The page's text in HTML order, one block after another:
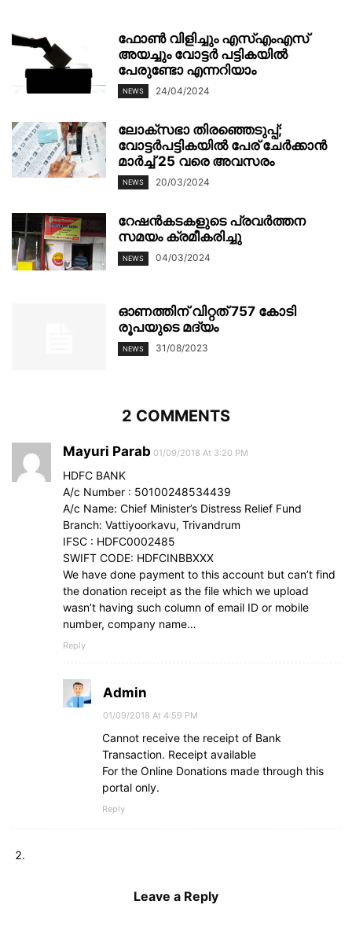
ഫോണ്‍ വിളിച്ചും എസ്എംഎസ്
അയച്ചും വോട്ടര്‍ പട്ടികയില്‍
പേരുണ്ടോ എന്നറിയാം
NEWS 24/04/2024
ലോക്സഭാ തിരഞ്ഞെടുപ്പ്;
വോട്ടര്‍പട്ടികയില്‍ പേര് ചേര്‍ക്കാന്‍
മാർച്ച് 25 വരെ അവസരം
NEWS 20/03/2024
റേഷൻകടകളുടെ പ്രവർത്തന
സമയം ക്രമീകരിച്ചു
NEWS 04/03/2024
ഓണത്തിന് വിറ്റത് 757 കോടി
രൂപയുടെ മദ്യം
NEWS 31/08/2023
2 COMMENTS
Mayuri Parab 01/09/2018 At 3:20 PM
HDFC BANK
A/c Number : 50100248534439
A/c Name: Chief Minister’s Distress Relief Fund
Branch: Vattiyoorkavu, Trivandrum
IFSC : HDFC0002485
SWIFT CODE: HDFCINBBXXX
We have done payment to this account but can’t find
the donation receipt as the file which we upload
wasn’t having such column of email ID or mobile
number, company name…
Reply
Admin
01/09/2018 At 4:59 PM
Cannot receive the receipt of Bank
Transaction. Receipt available
For the Online Donations made through this
portal only.
Reply
Leave a Reply